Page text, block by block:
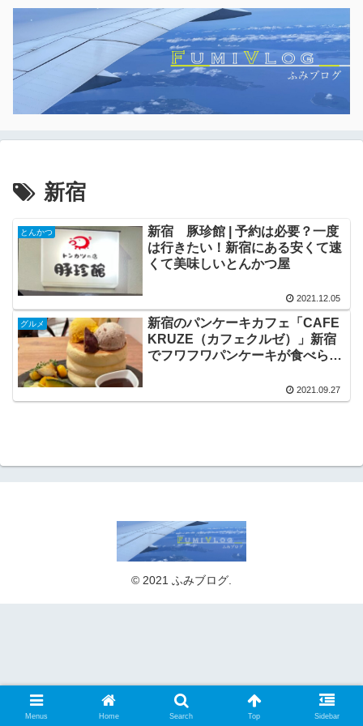
新宿
とんかつ
新宿 豚珍館 | 予約は必要？一度
は行きたい！新宿にある安くて速
くて美味しいとんかつ屋
2021.12.05
グルメ
新宿のパンケーキカフェ「CAFE
KRUZE（カフェクルゼ）」新宿
でフワフワパンケーキが食べられ
2021.09.27
© 2021 ふみブログ.
Menus Home Search Top Sidebar